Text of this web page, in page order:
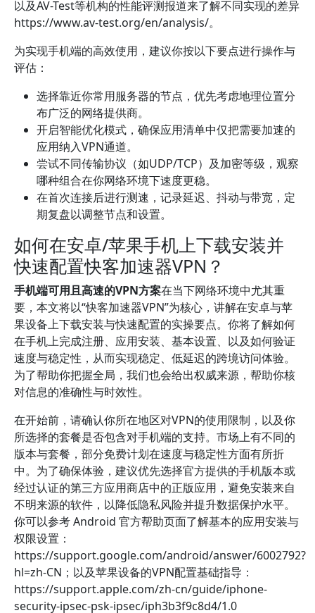
以及AV-Test等机构的性能评测报道来了解不同实现的差异
https://www.av-test.org/en/analysis/。
为实现手机端的高效使用，建议你按以下要点进行操作与
评估：
选择靠近你常用服务器的节点，优先考虑地理位置分
布广泛的网络提供商。
开启智能优化模式，确保应用清单中仅把需要加速的
应用纳入VPN通道。
尝试不同传输协议（如UDP/TCP）及加密等级，观察
哪种组合在你网络环境下速度更稳。
在首次连接后进行测速，记录延迟、抖动与带宽，定
期复盘以调整节点和设置。
如何在安卓/苹果手机上下载安装并
快速配置快客加速器VPN？
手机端可用且高速的VPN方案在当下网络环境中尤其重
要，本文将以“快客加速器VPN”为核心，讲解在安卓与苹
果设备上下载安装与快速配置的实操要点。你将了解如何
在手机上完成注册、应用安装、基本设置、以及如何验证
速度与稳定性，从而实现稳定、低延迟的跨境访问体验。
为了帮助你把握全局，我们也会给出权威来源，帮助你核
对信息的准确性与时效性。
在开始前，请确认你所在地区对VPN的使用限制，以及你
所选择的套餐是否包含对手机端的支持。市场上有不同的
版本与套餐，部分免费计划在速度与稳定性方面有所折
中。为了确保体验，建议优先选择官方提供的手机版本或
经过认证的第三方应用商店中的正版应用，避免安装来自
不明来源的软件，以降低隐私风险并提升数据保护水平。
你可以参考 Android 官方帮助页面了解基本的应用安装与
权限设置：
https://support.google.com/android/answer/6002792?
hl=zh-CN；以及苹果设备的VPN配置基础指导：
https://support.apple.com/zh-cn/guide/iphone-
security-ipsec-psk-ipsec/iph3b3f9c8d4/1.0